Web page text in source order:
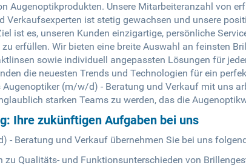
Augenoptikprodukten. Unsere Mitarbeiteranzahl von
Verkaufsexperten ist stetig gewachsen und unsere
ist es, unseren Kunden einzigartige, persönliche
erfüllen. Wir bieten eine breite Auswahl an feinsten
sowie individuell angepassten Lösungen für
die neuesten Trends und Technologien für ein
Augenoptiker (m/w/d) - Beratung und Verkauf mit uns
starken Teams zu werden, das die
Ihre zukünftigen Aufgaben bei uns
- Beratung und Verkauf übernehmen Sie bei uns
zu Qualitäts- und Funktionsunterschieden von